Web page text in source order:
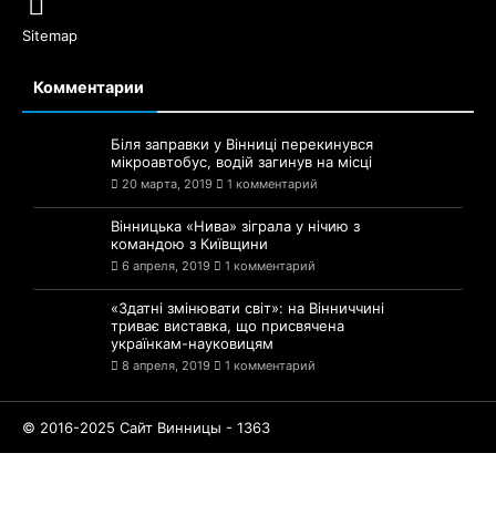
Sitemap
Комментарии
Біля заправки у Вінниці перекинувся
мікроавтобус, водій загинув на місці
20 марта, 2019 1 комментарий
Вінницька «Нива» зіграла у нічию з
командою з Київщини
6 апреля, 2019 1 комментарий
«Здатні змінювати світ»: на Вінниччині
триває виставка, що присвячена
українкам-науковицям
8 апреля, 2019 1 комментарий
© 2016-2025 Сайт Винницы - 1363